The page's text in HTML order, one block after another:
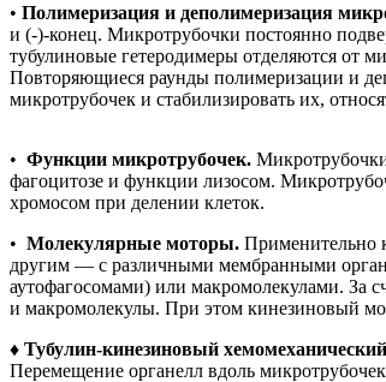
• Полимеризация и деполимеризация
и (-)-конец. Микротрубочки постоянно
тубулиновые гетеродимеры отделяются от
Повторяющиеся раунды полимеризации и
микротрубочек и стабилизировать их,
• Функции микротрубочек.
фагоцитозе и функции лизосом.
хромосом при делении клеток.
• Молекулярные моторы. Применительно
другим — с различными мембранными
аутофагосомами) или макромолекулами. За
и макромолекулы. При этом кинезиновый
♦ Тубулин-кинезиновый
Перемещение органелл вдоль